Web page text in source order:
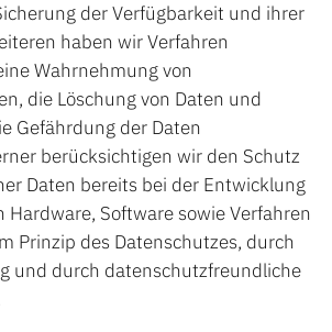
der Verfügbarkeit und ihrer
haben wir Verfahren
Wahrnehmung von
die Löschung von Daten und
Gefährdung der Daten
berücksichtigen wir den Schutz
Daten bereits bei der Entwicklung
Hardware, Software sowie Verfahren
Prinzip des Datenschutzes, durch
und durch datenschutzfreundliche